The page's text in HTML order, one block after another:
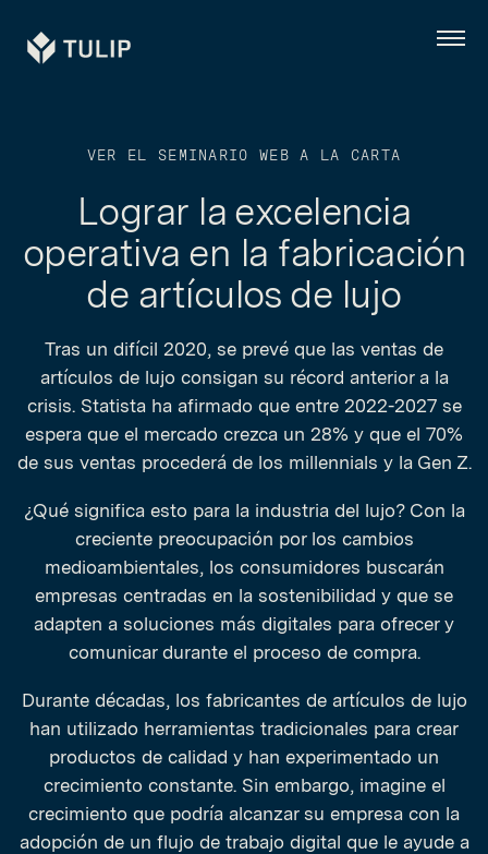
Tulip Menú
VER EL SEMINARIO WEB A LA CARTA
Lograr la excelencia
operativa en la fabricación
de artículos de lujo
Tras un difícil 2020, se prevé que las ventas de
artículos de lujo consigan su récord anterior a la
crisis. Statista ha afirmado que entre 2022-2027 se
espera que el mercado crezca un 28% y que el 70%
de sus ventas procederá de los millennials y la Gen Z.
¿Qué significa esto para la industria del lujo? Con la
creciente preocupación por los cambios
medioambientales, los consumidores buscarán
empresas centradas en la sostenibilidad y que se
adapten a soluciones más digitales para ofrecer y
comunicar durante el proceso de compra.
Durante décadas, los fabricantes de artículos de lujo
han utilizado herramientas tradicionales para crear
productos de calidad y han experimentado un
crecimiento constante. Sin embargo, imagine el
crecimiento que podría alcanzar su empresa con la
adopción de un flujo de trabajo digital que le ayude a